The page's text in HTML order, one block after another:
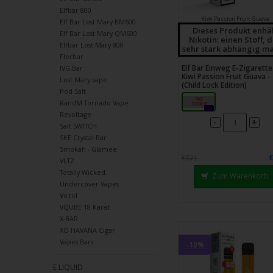
Elfbar 800
Elf Bar Lost Mary BM600
Elf Bar Lost Mary QM600
Elfbar Lost Mary 800
Flerbar
IVG-Bar
Lost Mary vape
Pod Salt
RandM Tornado Vape
Revoltage
Salt SWITCH
SKE Crystal Bar
Smokah - Glamee
VLTZ
Totally Wicked
Undercover Vapes
Vozol
VQUBE 18 Karat
X-BAR
XO HAVANA Cigar
Vapes Bars
E LIQUID
Kiwi Passion Fruit Guava
Dieses Produkt
Nikotin: einen Stoff,
sehr stark abhängig
Elf Bar Einweg E-
Kiwi Passion Fruit Guava -
(Child Lock Edition)
20mg
0x
- +
€7,21
Zum Warenkorb
-10%